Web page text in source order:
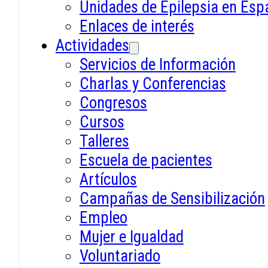
Unidades de Epilepsia en
Enlaces de interés
Actividades
Servicios de Información
Charlas y Conferencias
Congresos
Cursos
Talleres
Escuela de pacientes
Artículos
Campañas de Sensibilización
Empleo
Mujer e Igualdad
Voluntariado